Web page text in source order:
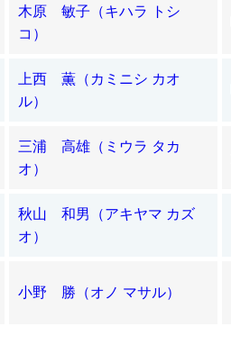
木原 敏子（キハラ トシ
コ）
上西 薫（カミニシ カオ
ル）
三浦 高雄（ミウラ タカ
オ）
秋山 和男（アキヤマ カズ
オ）
小野 勝（オノ マサル）